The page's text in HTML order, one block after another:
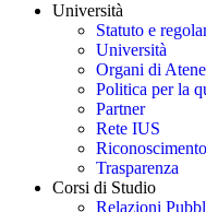
Università
Statuto e
Università
Organi di
Politica per la
Partner
Rete IUS
Trasparenza
Corsi di Studio
Relazioni